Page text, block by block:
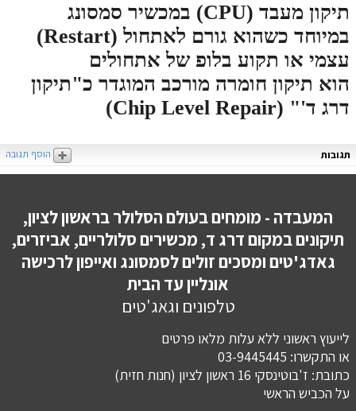
תיקון מעבד (CPU) במכשיר סמסונג
במיוחד כשהוא גורם לאתחול (Restart)
עצמי או תקוע בלופ של אתחולים
הוא תיקון חומרה מורכב המוגדר כ"תיקון
דרג ד'" (Chip Level Repair)
תגובות הוסף תגובה
המעבדה - מומחים בעולם הסלולר בראשון לציון,
תיקונים במקום דרג ד, מכשירים סלולריים, אביזרים,
גאדג'טים ומסכים זולים לסמסונג ואייפון לרכישה
אונליין עד הבית
טלפונים וגאג'טים
לייעוץ ראשוני ללא עלות מלאו פרטים
או התקשרו: 03-9445445
כתובת: ז'בוטינסקי 16 ראשון לציון (חנות חזית)
​​​​​​​על הכביש הראשי